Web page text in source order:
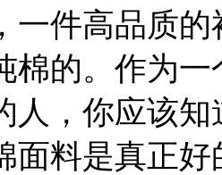
一件高品质的
棉的。作为一
人，你应该知
面料是真正